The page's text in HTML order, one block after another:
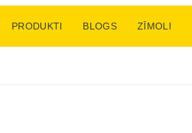
PRODUKTI BLOGS ZĪMOLI